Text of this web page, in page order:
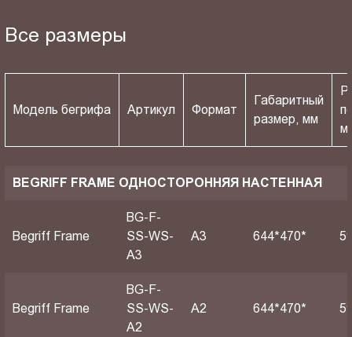
Все размеры
Модель бегрифа Артикул Формат
Габаритный
размер, мм
BEGRIFF FRAME ОДНОСТОРОННЯЯ НАСТЕННАЯ
Begriff Frame
BG-F-
SS-WS-
A3
A3 644*470*
Begriff Frame
BG-F-
SS-WS-
A2
A2 644*470*